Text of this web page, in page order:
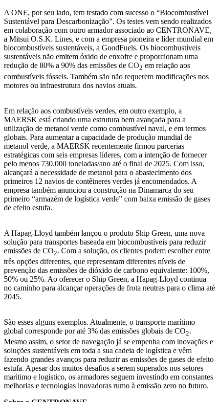
A ONE, por seu lado, tem testado com sucesso o “Biocombustível
Sustentável para Descarbonização”. Os testes vem sendo realizados
em colaboração com outro armador associado ao CENTRONAVE,
a Mitsui O.S.K. Lines, e com a empresa pioneira e líder mundial em
biocombustíveis sustentáveis, a GoodFuels. Os biocombustíveis
sustentáveis não emitem óxido de enxofre e proporcionam uma
redução de 80% a 90% das emissões de CO2 em relação aos
combustíveis fósseis. Também são não requerem modificações nos
motores ou infraestrutura dos navios atuais.
Em relação aos combustíveis verdes, em outro exemplo, a
MAERSK está criando uma estrutura bem avançada para a
utilização de metanol verde como combustível naval, e em termos
globais. Para aumentar a capacidade de produção mundial de
metanol verde, a MAERSK recentemente firmou parcerias
estratégicas com seis empresas líderes, com a intenção de fornecer
pelo menos 730.000 toneladas/ano até o final de 2025. Com isso,
alcançará a necessidade de metanol para o abastecimento dos
primeiros 12 navios de contêineres verdes já encomendados. A
empresa também anunciou a construção na Dinamarca do seu
primeiro “armazém de logística verde” com baixa emissão de gases
de efeito estufa.
A Hapag-Lloyd também lançou o produto Ship Green, uma nova
solução para transportes baseada em biocombustíveis para reduzir
emissões de CO2. Com a solução, os clientes podem escolher entre
três opções diferentes, que representam diferentes níveis de
prevenção das emissões de dióxido de carbono equivalente: 100%,
50% ou 25%. Ao oferecer o Ship Green, a Hapag-Lloyd continua
no caminho para alcançar operações de frota neutras para o clima até
2045.
São esses alguns exemplos. Atualmente, o transporte marítimo
global corresponde por até 3% das emissões globais de CO2.
Mesmo assim, o setor de navegação já se empenha com inovações e
soluções sustentáveis em toda a sua cadeia de logística e vêm
fazendo grandes avanços para reduzir as emissões de gases de efeito
estufa. Apesar dos muitos desafios a serem superados nos setores
marítimo e logístico, os armadores seguem investindo em constantes
melhorias e tecnologias inovadoras rumo à emissão zero no futuro.